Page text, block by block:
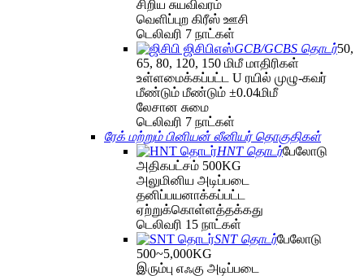
சிறிய சுயவிவரம்
வெளிப்புற கிரீஸ் ஊசி
டெலிவரி 7 நாட்கள்
GCB/GCBS தொடர்50,
65, 80, 120, 150 மிமீ மாதிரிகள்
உள்ளமைக்கப்பட்ட U ரயில் முழு-கவர்
மீண்டும் மீண்டும் ±0.04மிமீ
லேசான சுமை
டெலிவரி 7 நாட்கள்
ரேக் மற்றும் பினியன் லீனியர் தொகுதிகள்
HNT தொடர்பேலோடு
அதிகபட்சம் 500KG
அலுமினிய அடிப்படை
தனிப்பயனாக்கப்பட்ட
ஏற்றுக்கொள்ளத்தக்கது
டெலிவரி 15 நாட்கள்
SNT தொடர்பேலோடு
500~5,000KG
இரும்பு எஃகு அடிப்படை